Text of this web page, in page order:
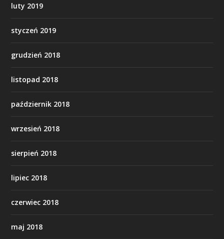
luty 2019
styczeń 2019
grudzień 2018
listopad 2018
październik 2018
wrzesień 2018
sierpień 2018
lipiec 2018
czerwiec 2018
maj 2018